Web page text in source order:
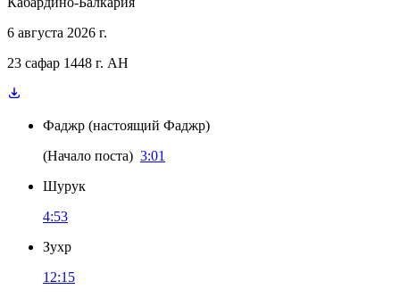
6 августа 2026 г.
23 сафар 1448 г. AH
Фаджр (настоящий Фаджр)
(Начало поста) 3:01
Шурук
4:53
Зухр
12:15